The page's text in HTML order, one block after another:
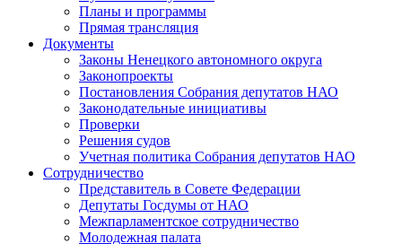
Планы и программы
Прямая трансляция
Документы
Законы Ненецкого автономного округа
Законопроекты
Постановления Собрания депутатов НАО
Законодательные инициативы
Проверки
Решения судов
Учетная политика Собрания депутатов НАО
Сотрудничество
Представитель в Совете Федерации
Депутаты Госдумы от НАО
Межпарламентское сотрудничество
Молодежная палата